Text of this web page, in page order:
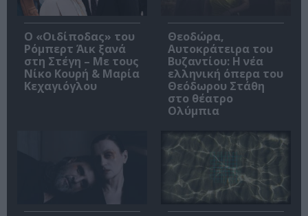
O «Οιδίποδας» του
Ρόμπερτ Άικ ξανά
στη Στέγη – Με τους
Νίκο Κουρή & Μαρία
Κεχαγιόγλου
Θεοδώρα,
Αυτοκράτειρα του
Βυζαντίου: Η νέα
ελληνική όπερα του
Θεόδωρου Στάθη
στο θέατρο
Ολύμπια